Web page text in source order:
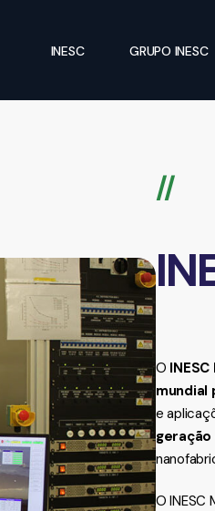
INESC GRUPO INESC
//
O
mundial
e
geração
O INESC